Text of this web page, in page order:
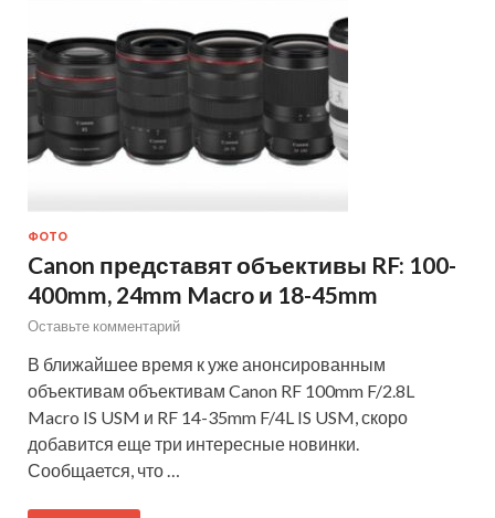
ФОТО
Canon представят объективы RF: 100-
400mm, 24mm Macro и 18-45mm
Оставьте комментарий
В ближайшее время к уже анонсированным
объективам объективам Canon RF 100mm F/2.8L
Macro IS USM и RF 14-35mm F/4L IS USM, скоро
добавится еще три интересные новинки.
Сообщается, что …